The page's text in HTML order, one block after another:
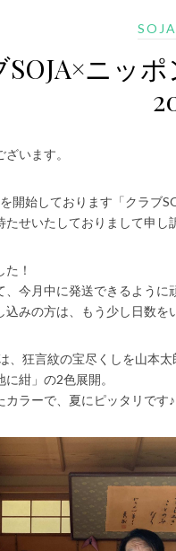
SOJA×ニッ
います。
開始しております「クラブ
たせいたしておりまして申し
！
、今月中に発送できるように
込みの方は、もう少し日数
、狂言紋の宝尽くしを山本
に紺」の2色展開。
カラーで、夏にピッタリです♪